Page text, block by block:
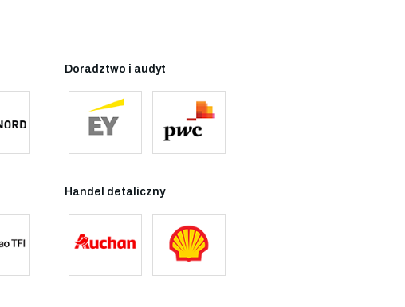
Doradztwo i audyt
Handel detaliczny